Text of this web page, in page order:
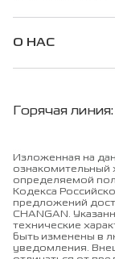
О НАС
Горячая
Изложенная на
ознакомительный
определяемой
Кодекса
предложений
CHANGAN.
технические
быть изменены в
уведомления.